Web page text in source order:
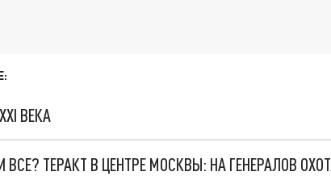
ВЕКА
ТЕРАКТ В ЦЕНТРЕ МОСКВЫ: НА ГЕНЕРАЛОВ